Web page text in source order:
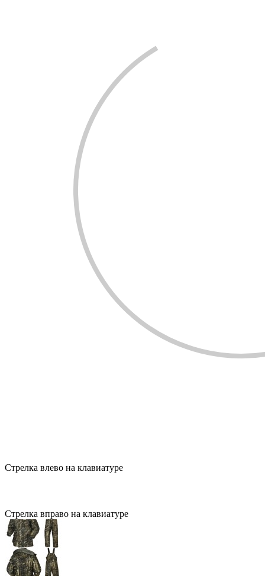
Стрелка влево на клавиатуре
Стрелка вправо на клавиатуре